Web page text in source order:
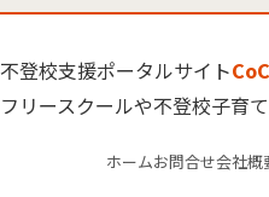
不登校支援ポータルサイト
フリースクールや不登校子育
ホームお問合せ会社概